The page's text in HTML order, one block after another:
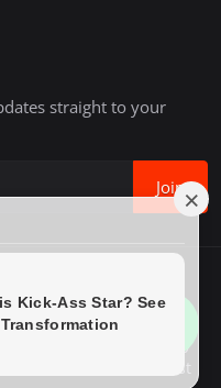
straight to your
Join
All Rights Reserved.
Privacy Policy
How to Write Post